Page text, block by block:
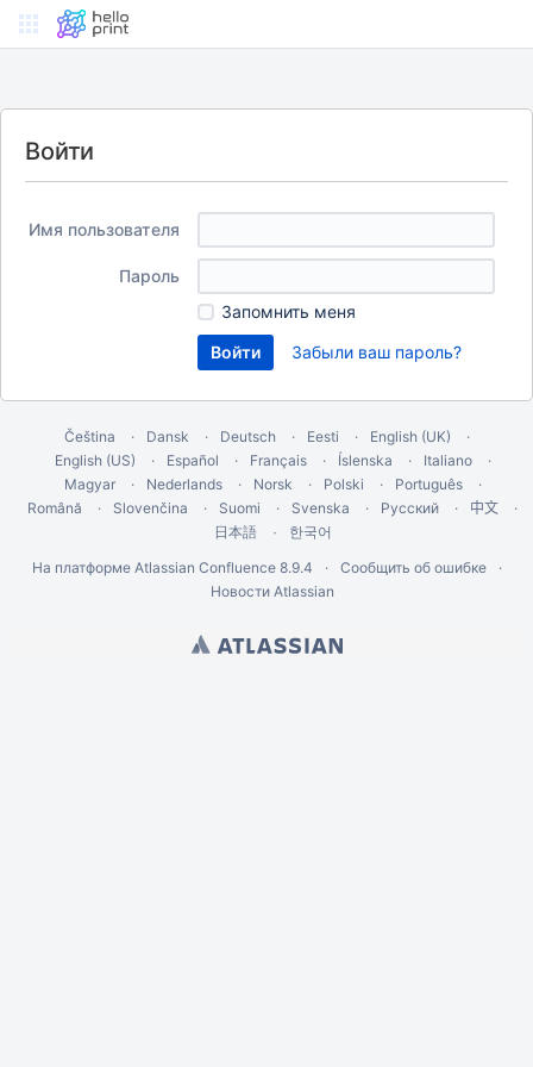
Войти
Имя пользователя
Пароль
Запомнить меня
Забыли ваш пароль?
Čeština Dansk Deutsch Eesti
English (UK)
English (US)
Español Français Íslenska
Italiano
Magyar
Nederlands Norsk Polski
Português
Română
Slovenčina Suomi Svenska Русский 中文
日本語
한국어
На платформе Atlassian Confluence 8.9.4
Сообщить об ошибке
Новости Atlassian